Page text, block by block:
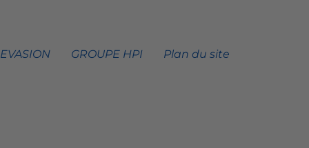
GROUPE HPI Plan du site